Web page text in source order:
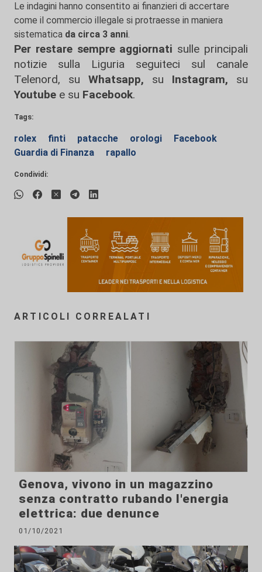
Le indagini hanno consentito ai finanzieri di accertare
come il commercio illegale si protraesse in maniera
sistematica da circa 3 anni.
Per restare sempre aggiornati sulle principali
notizie sulla Liguria seguiteci sul canale
Telenord, su
Whatsapp, su Instagram, su
Youtube e su Facebook.
Tags:
rolex finti patacche orologi
Facebook
Guardia di Finanza
rapallo
Condividi:
ARTICOLI CORREALATI
Genova, vivono in un magazzino
senza contratto rubando l'energia
elettrica: due denunce
01/10/2021